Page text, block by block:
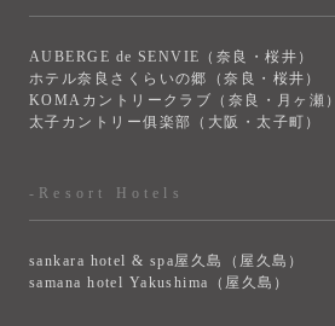
AUBERGE de SENVIE（奈良・桜井）
ホテル奈良さくらいの郷（奈良・桜井）
KOMAカントリークラブ（奈良・月ヶ瀬）
太子カントリー俱楽部（大阪・太子町）
-Resort Hotels
sankara hotel & spa屋久島（屋久島）
samana hotel Yakushima（屋久島）